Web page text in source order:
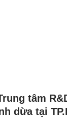
tâm
dừa tại